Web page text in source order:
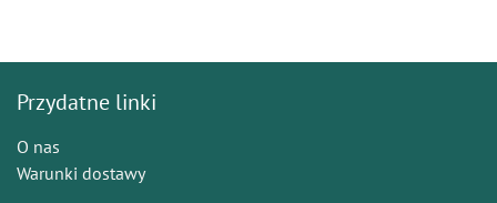
Przydatne linki
O nas
Warunki dostawy